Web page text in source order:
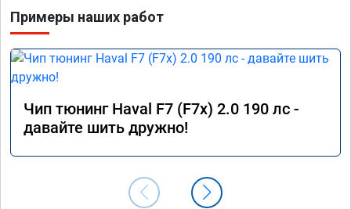
Примеры наших работ
Чип тюнинг Haval F7 (F7x) 2.0 190 лс -
давайте шить дружно!